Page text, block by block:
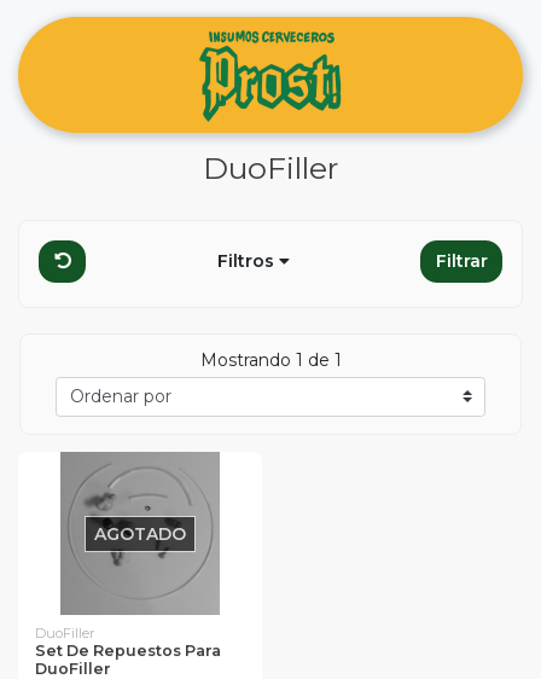
DuoFiller
Filtros Filtrar
Mostrando 1 de 1
AGOTADO
DuoFiller
Set De Repuestos Para
DuoFiller